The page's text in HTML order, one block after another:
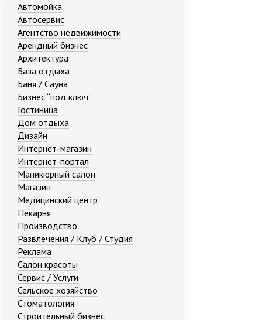
Автомойка
Автосервис
Агентство недвижимости
Арендный бизнес
Архитектура
База отдыха
Баня / Сауна
Бизнес “под ключ”
Гостиница
Дом отдыха
Дизайн
Интернет-магазин
Интернет-портал
Маникюрный салон
Магазин
Медицинский центр
Пекарня
Производство
Развлечения / Клуб / Студия
Реклама
Салон красоты
Сервис / Услуги
Сельское хозяйство
Стоматология
Строительный бизнес